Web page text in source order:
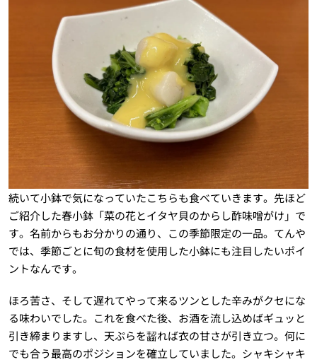
続いて小鉢で気になっていたこちらも食べていきます。先ほど
ご紹介した春小鉢「菜の花とイタヤ貝のからし酢味噌がけ」で
す。名前からもお分かりの通り、この季節限定の一品。てんや
では、季節ごとに旬の食材を使用した小鉢にも注目したいポイ
ントなんです。
ほろ苦さ、そして遅れてやって来るツンとした辛みがクセにな
る味わいでした。これを食べた後、お酒を流し込めばギュッと
引き締まりますし、天ぷらを齧れば衣の甘さが引き立つ。何に
でも合う最高のポジションを確立していました。シャキシャキ